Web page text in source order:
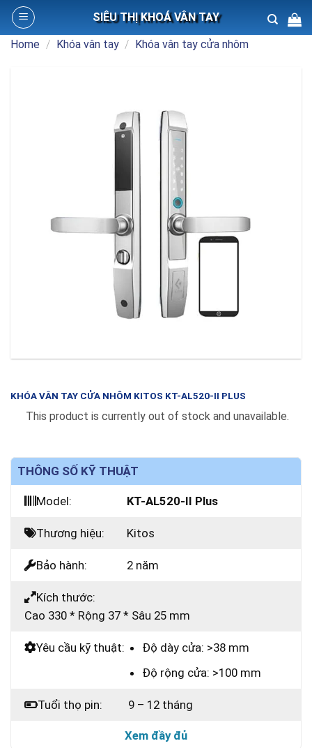
Skip
content
SIÊU THỊ KHOÁ VÂN TAY
Home / Khóa vân tay / Khóa vân tay cửa nhôm
KHÓA VÂN TAY CỬA NHÔM KITOS KT-AL520-II PLUS
This product is currently out of stock and unavailable.
THÔNG SỐ KỸ THUẬT
Model: KT-AL520-II Plus
Thương hiệu: Kitos
Bảo hành: 2 năm
Kích thước:
Cao 330 * Rộng 37 * Sâu 25 mm
Yêu cầu kỹ thuật:
Độ dày cửa: >38 mm
Độ rộng cửa: >100 mm
Tuổi thọ pin: 9 – 12 tháng
Xem đầy đủ